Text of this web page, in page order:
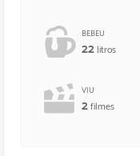
BEBEU
22 litros
VIU
2filmes